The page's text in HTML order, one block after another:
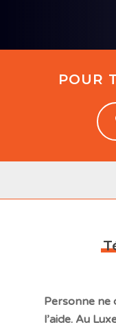
POUR
Personne ne
l’aide. Au